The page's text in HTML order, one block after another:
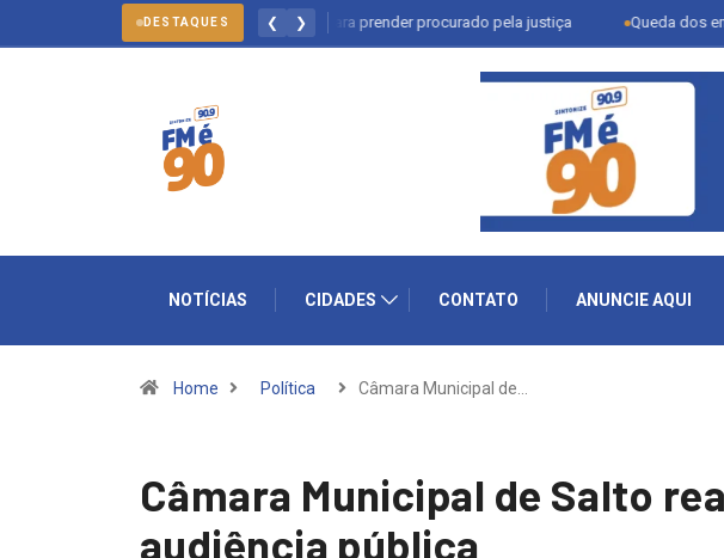
DESTAQUES ❮ ❯
Salto: forças policiais se mobilizam para prender procurado pela justiça Queda dos
NOTÍCIAS CIDADES CONTATO ANUNCIE AQUI
Home Política Câmara Municipal de…
Câmara Municipal de Salto
audiência pública